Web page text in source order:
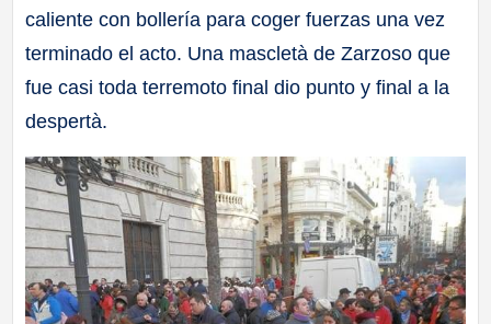
caliente con bollería para coger fuerzas una vez
terminado el acto. Una mascletà de Zarzoso que
fue casi toda terremoto final dio punto y final a la
despertà.